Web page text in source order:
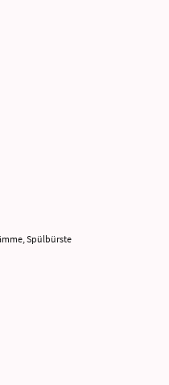
Spülbürste